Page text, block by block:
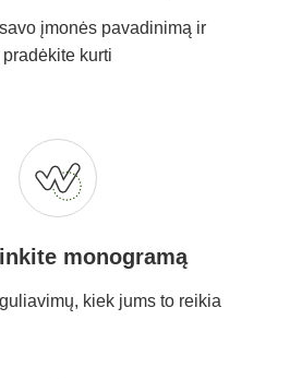
įmonės pavadinimą ir
pradėkite kurti
monogramą
kiek jums to reikia